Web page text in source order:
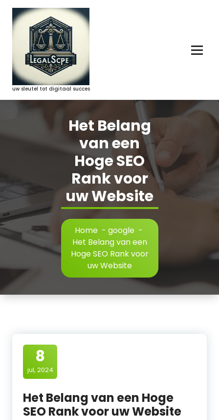
naar
uw sleutel tot digitaal succes
Het Belang
van een
Hoge SEO
Rank voor
uw Website
Home- google-
Het Belang van een
Hoge SEO Rank voor
uw Website
8
jul, 2024
Het Belang van een Hoge
SEO Rank voor uw Website